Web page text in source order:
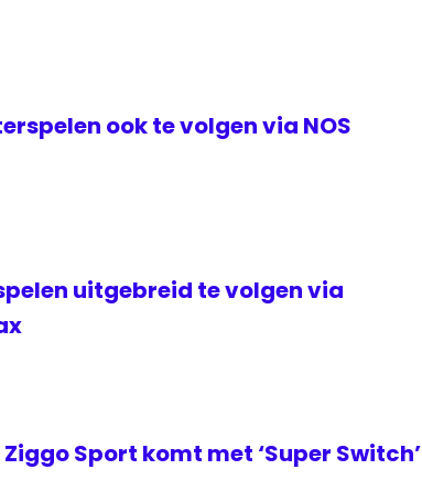
ook te volgen via NOS
uitgebreid te volgen via
Sport komt met ‘Super Switch’